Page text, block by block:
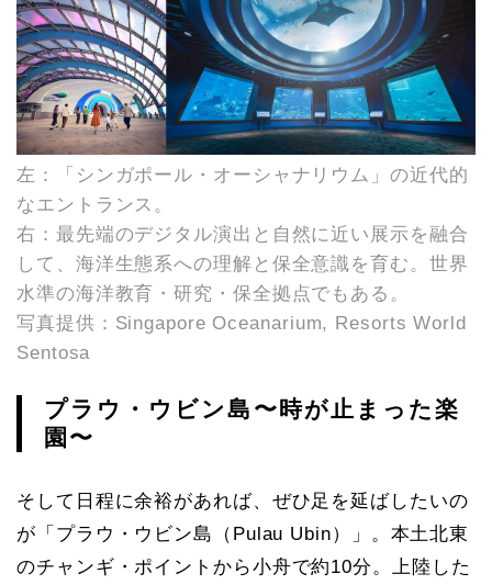
左：「シンガポール・オーシャナリウム」の近代的
なエントランス。
右：最先端のデジタル演出と自然に近い展示を融合
して、海洋生態系への理解と保全意識を育む。世界
水準の海洋教育・研究・保全拠点でもある。
写真提供：Singapore Oceanarium, Resorts World
Sentosa
プラウ・ウビン島〜時が止まった楽
園〜
そして日程に余裕があれば、ぜひ足を延ばしたいの
が「プラウ・ウビン島（Pulau Ubin）」。本土北東
のチャンギ・ポイントから小舟で約10分。上陸した